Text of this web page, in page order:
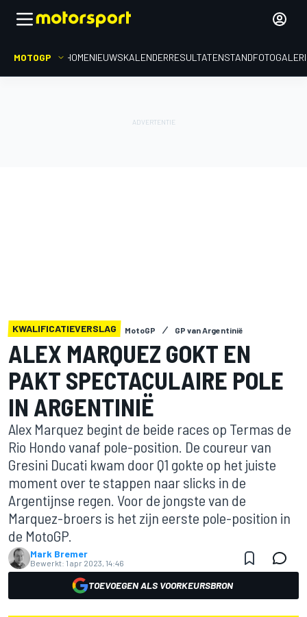
MOTOGP HOMENIEUWSKALENDERRESULTATENSTAND
KWALIFICATIEVERSLAG MotoGP GP van Argentinië
ALEX MARQUEZ GOKT EN
PAKT SPECTACULAIRE POLE
IN ARGENTINIË
Alex Marquez begint de beide races op Termas de
Rio Hondo vanaf pole-position. De coureur van
Gresini Ducati kwam door Q1 gokte op het juiste
moment over te stappen naar slicks in de
Argentijnse regen. Voor de jongste van de
Marquez-broers is het zijn eerste pole-position in
de MotoGP.
Mark Bremer
Bewerkt: 1 apr 2023, 14:46
TOEVOEGEN ALS VOORKEURSBRON